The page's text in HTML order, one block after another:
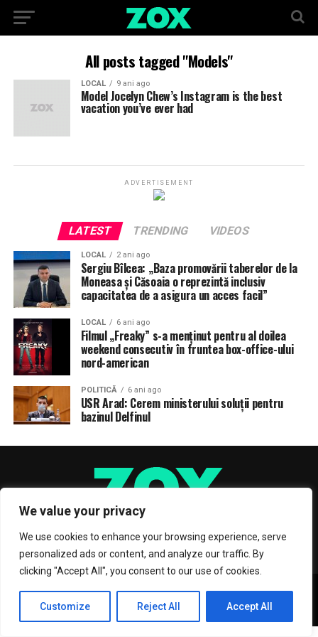
We value your privacy
We use cookies to enhance your browsing experience, serve
personalized ads or content, and analyze our traffic. By
clicking "Accept All", you consent to our use of cookies.
Customize Reject All Accept All
All posts tagged "Models"
LOCAL 9 ani ago
Model Jocelyn Chew’s Instagram is the best
vacation you’ve ever had
ADVERTISEMENT
LATEST TRENDING VIDEOS
LOCAL 2 ani ago
Sergiu Bîlcea: „Baza promovării taberelor de la
Moneasa și Căsoaia o reprezintă inclusiv
capacitatea de a asigura un acces facil”
LOCAL 6 ani ago
Filmul „Freaky” s-a menţinut pentru al doilea
weekend consecutiv în fruntea box-office-ului
nord-american
POLITICĂ 6 ani ago
USR Arad: Cerem ministerului soluții pentru
bazinul Delfinul
Copyright © 2017 Zox News Theme. Theme by MVP Themes, powered
by WordPress.